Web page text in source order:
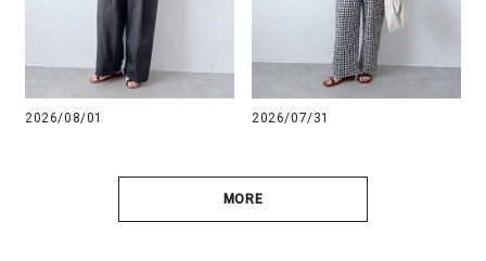
2026/08/01 2026/07/31
MORE